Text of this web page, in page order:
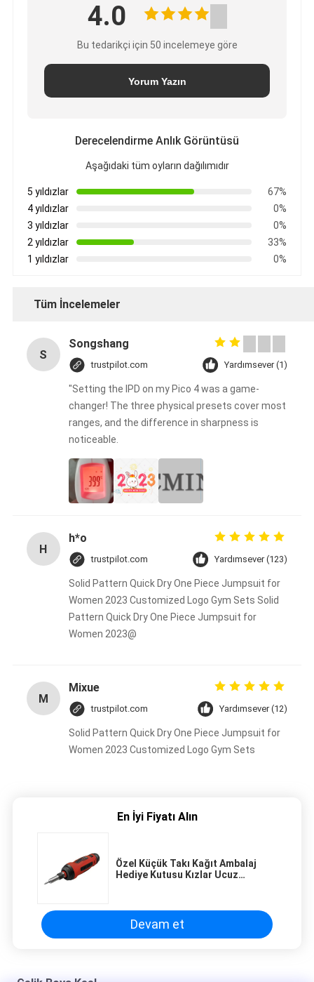
4.0
Bu tedarikçi için 50 incelemeye göre
Yorum Yazın
Derecelendirme Anlık Görüntüsü
Aşağıdaki tüm oyların dağılımıdır
5 yıldızlar
67%
4 yıldızlar
0%
3 yıldızlar
0%
2 yıldızlar
33%
1 yıldızlar
0%
Tüm İncelemeler
S
Songshang
trustpilot.com Yardımsever (1)
"Setting the IPD on my Pico 4 was a game-
changer! The three physical presets cover most
ranges, and the difference in sharpness is
noticeable.
H
h*o
trustpilot.com Yardımsever (123)
Solid Pattern Quick Dry One Piece Jumpsuit for
Women 2023 Customized Logo Gym Sets Solid
Pattern Quick Dry One Piece Jumpsuit for
Women 2023@
M
Mixue
trustpilot.com Yardımsever (12)
Solid Pattern Quick Dry One Piece Jumpsuit for
Women 2023 Customized Logo Gym Sets
En İyi Fiyatı Alın
Özel Küçük Takı Kağıt Ambalaj
Hediye Kutusu Kızlar Ucuz
Devam et